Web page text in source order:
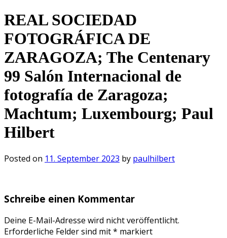
REAL SOCIEDAD
FOTOGRÁFICA DE
ZARAGOZA; The Centenary
99 Salón Internacional de
fotografía de Zaragoza;
Machtum; Luxembourg; Paul
Hilbert
Posted on 11. September 2023 by paulhilbert
Schreibe einen Kommentar
Deine E-Mail-Adresse wird nicht veröffentlicht.
Erforderliche Felder sind mit* markiert